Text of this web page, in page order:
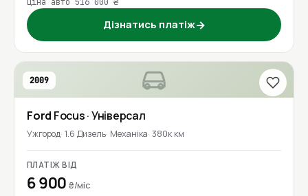
Ціна авто 516 000 ₴
Дізнатись платіж→
2009
Ford Focus· Універсал
Ужгород 1.6 Дизель Механіка 380к км
ПЛАТІЖ ВІД
6 900₴/міс